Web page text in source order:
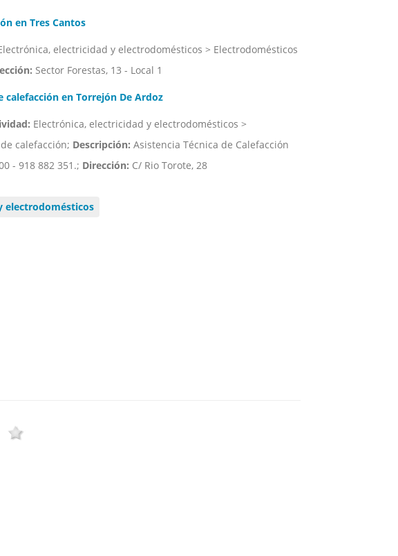
en Tres Cantos
electricidad y electrodomésticos > Electrodomésticos
Sector Forestas, 13 - Local 1
calefacción en Torrejón De Ardoz
Electrónica, electricidad y electrodomésticos >
calefacción; Descripción: Asistencia Técnica de Calefacción
- 918 882 351.; Dirección: C/ Rio Torote, 28
electrodomésticos